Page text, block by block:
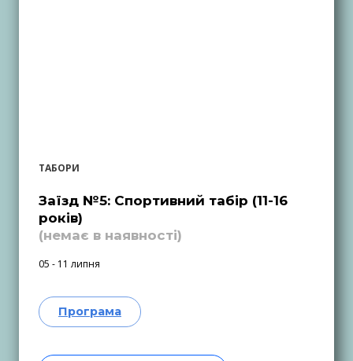
ТАБОРИ
Заїзд №5: Спортивний табір (11-16
років)
(немає в наявності)
05 - 11 липня
Програма